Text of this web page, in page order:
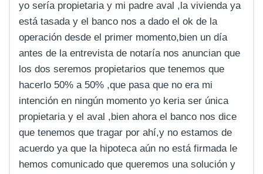
yo sería propietaria y mi padre aval ,la vivienda ya
está tasada y el banco nos a dado el ok de la
operación desde el primer momento,bien un día
antes de la entrevista de notaría nos anuncian que
los dos seremos propietarios que tenemos que
hacerlo 50% a 50% ,que pasa que no era mi
intención en ningún momento yo keria ser única
propietaria y el aval ,bien ahora el banco nos dice
que tenemos que tragar por ahí,y no estamos de
acuerdo ya que la hipoteca aún no está firmada le
hemos comunicado que queremos una solución y